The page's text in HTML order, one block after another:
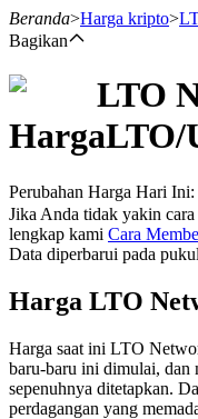
Kontrak berjangka
Beranda>Harga kripto>
Bagikan
LTO
HargaLTO/
Perubahan Harga Hari Ini:
Jika Anda tidak yakin
lengkap kami Cara
Data diperbarui pada
Harga LTO
Harga saat ini LTO
baru-baru ini dimulai, dan
sepenuhnya ditetapkan.
perdagangan yang